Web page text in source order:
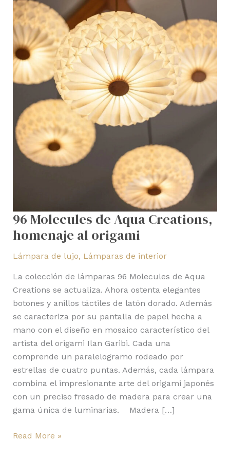
96 Molecules de Aqua Creations,
homenaje al origami
Lámpara de lujo, Lámparas de interior
La colección de lámparas 96 Molecules de Aqua
Creations se actualiza. Ahora ostenta elegantes
botones y anillos táctiles de latón dorado. Además
se caracteriza por su pantalla de papel hecha a
mano con el diseño en mosaico característico del
artista del origami Ilan Garibi. Cada una
comprende un paralelogramo rodeado por
estrellas de cuatro puntas. Además, cada lámpara
combina el impresionante arte del origami japonés
con un preciso fresado de madera para crear una
gama única de luminarias. Madera […]
Read More »